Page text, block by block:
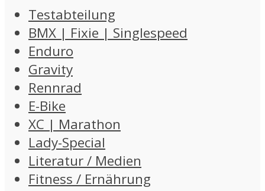
Testabteilung
BMX | Fixie | Singlespeed
Enduro
Gravity
Rennrad
E-Bike
XC | Marathon
Lady-Special
Literatur / Medien
Fitness / Ernährung